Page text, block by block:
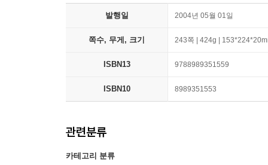
발행일 2004년 05월 01일
쪽수, 무게, 크기 243쪽 | 424g |
ISBN13 9788989351559
ISBN10 8989351553
관련분류
카테고리 분류